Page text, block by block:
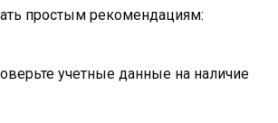
простым рекомендациям:
учетные данные на наличие